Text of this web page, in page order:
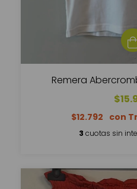
Remera
$12.792
3 cuotas sin